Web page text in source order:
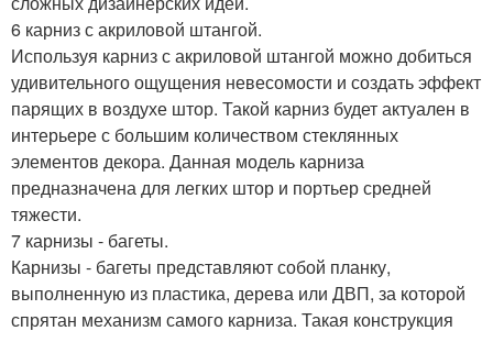
6 карниз с акриловой штангой.
Используя карниз с акриловой штангой можно добиться
удивительного ощущения невесомости и создать эффект
парящих в воздухе штор. Такой карниз будет актуален в
интерьере с большим количеством стеклянных
элементов декора. Данная модель карниза
предназначена для легких штор и портьер средней
тяжести.
7 карнизы - багеты.
Карнизы - багеты представляют собой планку,
выполненную из пластика, дерева или ДВП, за которой
спрятан механизм самого карниза. Такая конструкция